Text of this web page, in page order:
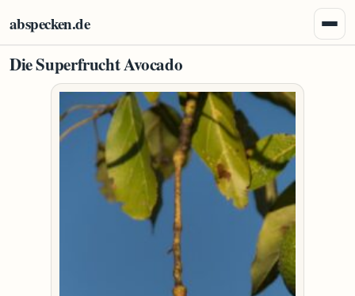
abspecken.de
Die Superfrucht Avocado